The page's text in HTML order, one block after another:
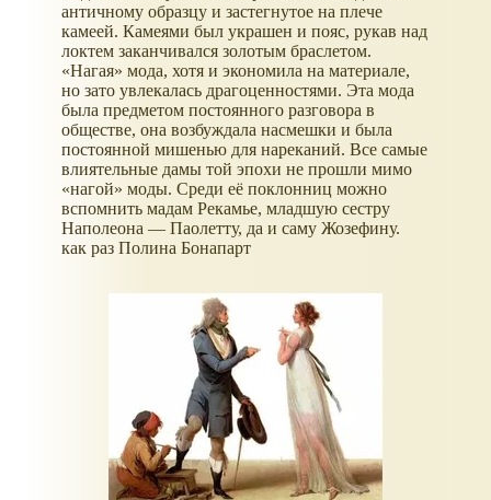
античному образцу и застегнутое на плече
камеей. Камеями был украшен и пояс, рукав над
локтем заканчивался золотым браслетом.
«Нагая» мода, хотя и экономила на материале,
но зато увлекалась драгоценностями. Эта мода
была предметом постоянного разговора в
обществе, она возбуждала насмешки и была
постоянной мишенью для нареканий. Все самые
влиятельные дамы той эпохи не прошли мимо
«нагой» моды. Среди её поклонниц можно
вспомнить мадам Рекамье, младшую сестру
Наполеона — Паолетту, да и саму Жозефину.
как раз Полина Бонапарт